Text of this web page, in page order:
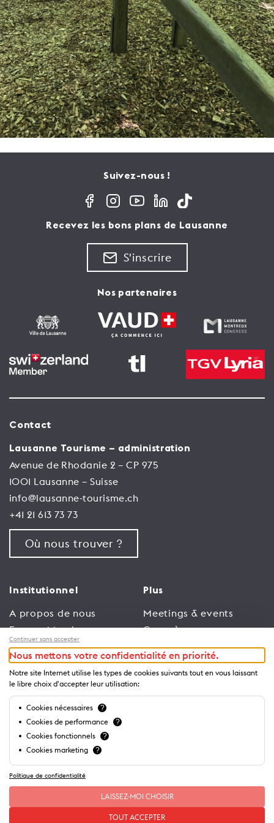
Suivez-nous !
Recevez les bons plans de Lausanne
S'inscrire
Nos partenaires
Contact
Lausanne Tourisme – administration
Avenue de Rhodanie 2 – CP 975
1001 Lausanne – Suisse
info@lausanne-tourisme.ch
+41 21 613 73 73
Où nous trouver ?
Institutionnel
A propos de nous
Espace Membres
Emploi
Conditions générales
d’utilisation
Politique de
confidentialité
Plus
Meetings & events
Congrès
Trade
Espace Médias
Annonceurs
Brochures et guides
Continuer sans accepter
Nous mettons votre confidentialité en priorité.
Notre site Internet utilise les types de cookies suivants tout en vous laissant
le libre choix d'accepter leur utilisation:
Cookies nécessaires ?
Cookies de performance ?
Cookies fonctionnels ?
Cookies marketing ?
Politique de confidentialité
LAISSEZ-MOI CHOISIR
TOUT ACCEPTER